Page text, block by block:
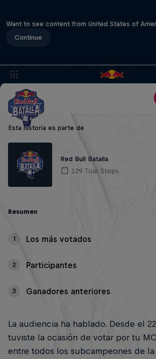
Want to see content from United States of
Continue
Esta historia es parte de
Red Bull Batalla
129 Tour Stops
Resumen
1 Los más votados
2 Participantes
3 Ganadores anteriores
La audiencia ha hablado. Desde el
tuviste la ocasión de votar por tu
entre todos los subcampeones de